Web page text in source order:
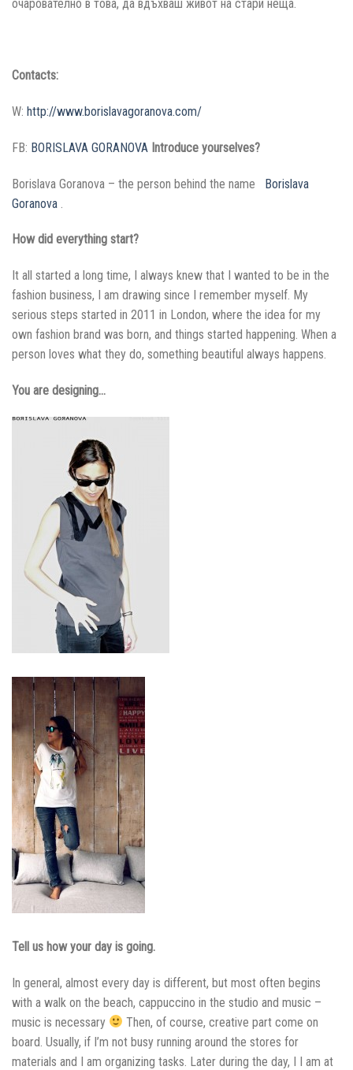
очарователно в това, да вдъхваш живот на стари неща.
Contacts:
W: http://www.borislavagoranova.com/
FB: BORISLAVA GORANOVA Introduce yourselves?
Borislava Goranova – the person behind the name
Borislava
Goranova
How did everything start?
It all started a long time, I always knew that I wanted to be in the
fashion business, I am drawing since I remember myself. My
serious steps started in 2011 in London, where the idea for my
own fashion brand was born, and things started happening. When a
person loves what they do, something beautiful always happens.
You are designing…
Tell us how your day is going.
In general, almost every day is different, but most often begins
with a walk on the beach, cappuccino in the studio and music –
music is necessary
Then, of course, creative part come on
board. Usually, if I’m not busy running around the stores for
materials and I am organizing tasks. Later during the day, I I am at